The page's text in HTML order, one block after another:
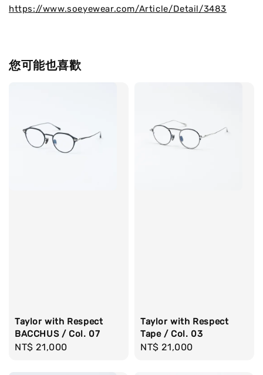
https://www.soeyewear.com/Article/Detail/3483
您可能也喜歡
Taylor with Respect
BACCHUS / Col. 07
Regular
NT$ 21,000
Taylor with Respect
Tape / Col. 03
Regular
NT$ 21,000